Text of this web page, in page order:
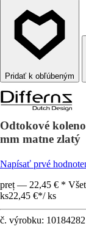
Odtokové
mm matne zlatý
Napísať prvé
preț — 22,45 € *
ks22,45 €*/ ks
č. výrobku: 10184282